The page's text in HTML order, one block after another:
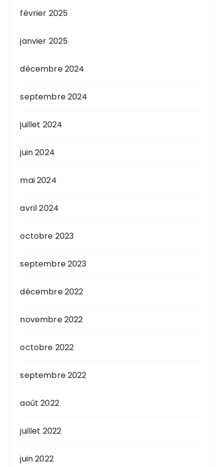
février 2025
janvier 2025
décembre 2024
septembre 2024
juillet 2024
juin 2024
mai 2024
avril 2024
octobre 2023
septembre 2023
décembre 2022
novembre 2022
octobre 2022
septembre 2022
août 2022
juillet 2022
juin 2022